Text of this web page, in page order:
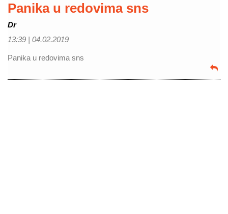
Panika u redovima sns
Dr
13:39 | 04.02.2019
Panika u redovima sns